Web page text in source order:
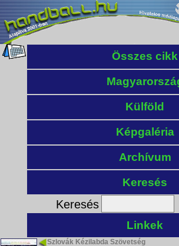
Összes cikk
Külföld
Képgaléria
Archívum
Keresés
Keresés
Linkek
Szlovák Kézilabda Szövetség